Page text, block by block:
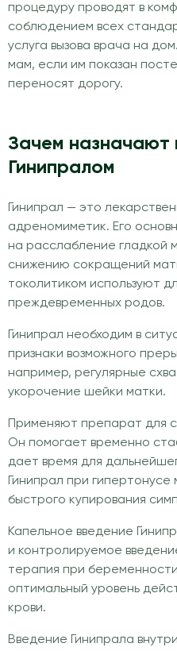
процедуру проводят в
соблюдением всех
услуга вызова врача на
мам, если им показан
переносят дорогу.
Зачем назначают
Гинипралом
Гинипрал — это
адреномиметик. Его
на расслабление гладкой
снижению сокращений
токолитиком используют
преждевременных родов.
Гинипрал необходим в
признаки возможного
например, регулярные
укорочение шейки матки.
Применяют препарат для
Он помогает временно
дает время для
Гинипрал при
быстрого купирования
Капельное введение
и контролируемое
терапия при
оптимальный уровень
крови.
Введение Гинипрала